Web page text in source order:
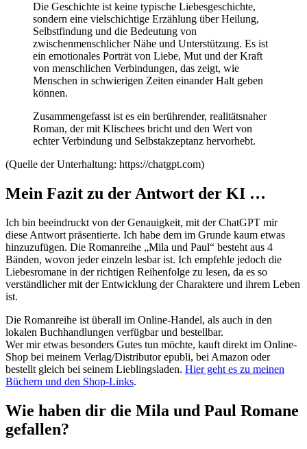
Die Geschichte ist keine typische Liebesgeschichte,
sondern eine vielschichtige Erzählung über Heilung,
Selbstfindung und die Bedeutung von
zwischenmenschlicher Nähe und Unterstützung. Es ist
ein emotionales Porträt von Liebe, Mut und der Kraft
von menschlichen Verbindungen, das zeigt, wie
Menschen in schwierigen Zeiten einander Halt geben
können.
Zusammengefasst ist es ein berührender, realitätsnaher
Roman, der mit Klischees bricht und den Wert von
echter Verbindung und Selbstakzeptanz hervorhebt.
(Quelle der Unterhaltung: https://chatgpt.com)
Mein Fazit zu der Antwort der KI …
Ich bin beeindruckt von der Genauigkeit, mit der ChatGPT mir
diese Antwort präsentierte. Ich habe dem im Grunde kaum etwas
hinzuzufügen. Die Romanreihe „Mila und Paul“ besteht aus 4
Bänden, wovon jeder einzeln lesbar ist. Ich empfehle jedoch die
Liebesromane in der richtigen Reihenfolge zu lesen, da es so
verständlicher mit der Entwicklung der Charaktere und ihrem Leben
ist.
Die Romanreihe ist überall im Online-Handel, als auch in den
lokalen Buchhandlungen verfügbar und bestellbar.
Wer mir etwas besonders Gutes tun möchte, kauft direkt im Online-
Shop bei meinem Verlag/Distributor epubli, bei Amazon oder
bestellt gleich bei seinem Lieblingsladen. Hier geht es zu meinen
Büchern und den Shop-Links.
Wie haben dir die Mila und Paul Romane
gefallen?